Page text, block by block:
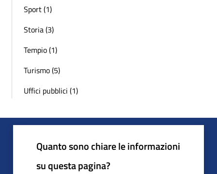
Sport (1)
Storia (3)
Tempio (1)
Turismo (5)
Uffici pubblici (1)
Quanto sono chiare le informazioni
su questa pagina?